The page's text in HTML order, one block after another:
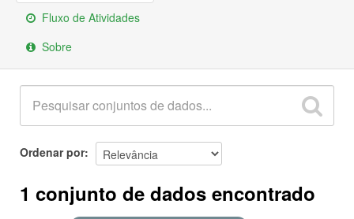
Fluxo de Atividades
Sobre
Ordenar por
1 conjunto de dados encontrado